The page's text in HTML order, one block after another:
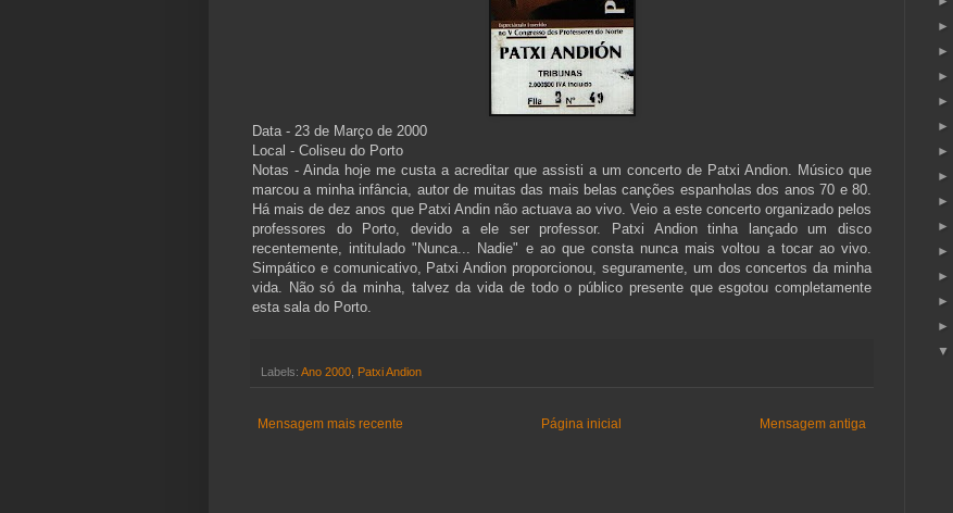
Data - 23 de Março de 2000
Local - Coliseu do Porto
Notas - Ainda hoje me custa a acreditar que assisti a um concerto de Patxi Andion. Músico que
marcou a minha infância, autor de muitas das mais belas canções espanholas dos anos 70 e 80.
Há mais de dez anos que Patxi Andin não actuava ao vivo. Veio a este concerto organizado pelos
professores do Porto, devido a ele ser professor. Patxi Andion tinha lançado um disco
recentemente, intitulado "Nunca... Nadie" e ao que consta nunca mais voltou a tocar ao vivo.
Simpático e comunicativo, Patxi Andion proporcionou, seguramente, um dos concertos da minha
vida. Não só da minha, talvez da vida de todo o público presente que esgotou completamente
esta sala do Porto.
Labels: Ano 2000 Patxi Andion
Mensagem mais recente Mensagem antiga
Página inicial
►
►
►
►
►
►
►
►
►
►
►
►
►
▼